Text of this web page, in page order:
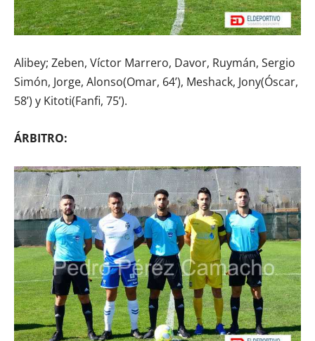
Alibey; Zeben, Víctor Marrero, Davor, Ruymán, Sergio
Simón, Jorge, Alonso(Omar, 64’), Meshack, Jony(Óscar,
58’) y Kitoti(Fanfi, 75’).
ÁRBITRO: